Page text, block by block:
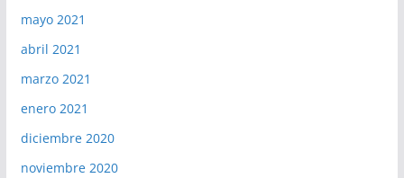
mayo 2021
abril 2021
marzo 2021
enero 2021
diciembre 2020
noviembre 2020